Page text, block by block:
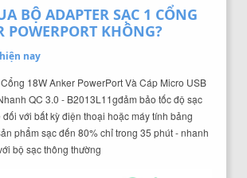
BỘ ADAPTER SẠC 1 CỔNG
POWERPORT KHÔNG?
nay
18W Anker PowerPort Và Cáp Micro USB
QC 3.0 - B2013L11gđảm bảo tốc độ sạc
với bất kỳ điện thoại hoặc máy tính bảng
phẩm sạc đến 80% chỉ trong 35 phút - nhanh
bộ sạc thông thường